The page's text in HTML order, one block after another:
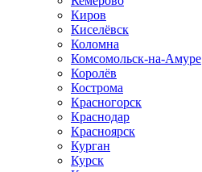
Киров
Киселёвск
Коломна
Комсомольск-на-Амуре
Королёв
Кострома
Красногорск
Краснодар
Красноярск
Курган
Курск